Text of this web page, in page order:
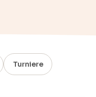
Turniere